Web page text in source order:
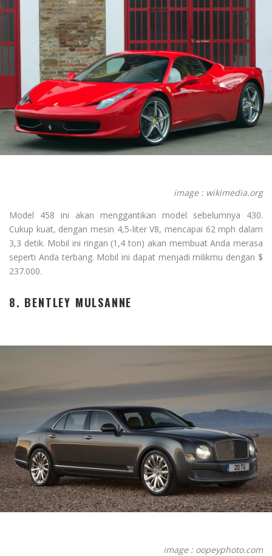
image : wikimedia.org
Model 458 ini akan menggantikan model sebelumnya 430.
Cukup kuat, dengan mesin 4,5-liter V8, mencapai 62 mph dalam
3,3 detik. Mobil ini ringan (1,4 ton) akan membuat Anda merasa
seperti Anda terbang. Mobil ini dapat menjadi milikmu dengan $
237.000.
8. BENTLEY MULSANNE
image : oopeyphoto.com